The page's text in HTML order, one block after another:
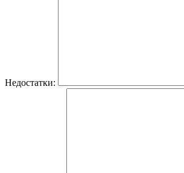
Недостатки: